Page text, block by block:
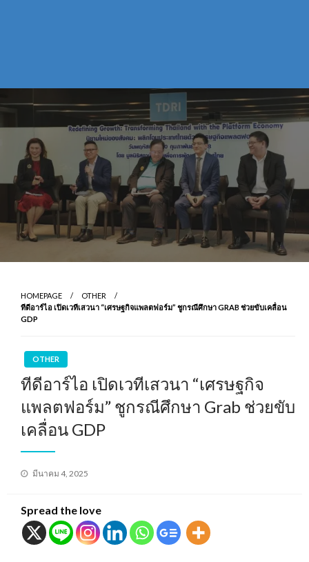
HOMEPAGE
OTHER
ทีดีอาร์ไอ เปิดเวทีเสวนา “เศรษฐกิจแพลตฟอร์ม” ชูกรณีศึกษา GRAB ช่วยขับเคลื่อน
GDP
OTHER
ทีดีอาร์ไอ เปิดเวทีเสวนา “เศรษฐกิจ
แพลตฟอร์ม” ชูกรณีศึกษา Grab ช่วยขับ
เคลื่อน GDP
Posted
มีนาคม 4, 2025
Spread the love